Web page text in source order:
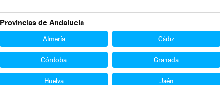
Provincias de Andalucía
Almería Cádiz
Córdoba Granada
Huelva Jaén